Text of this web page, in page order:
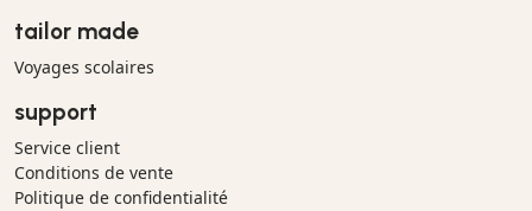
tailor made
Voyages scolaires
support
Service client
Conditions de vente
Politique de confidentialité